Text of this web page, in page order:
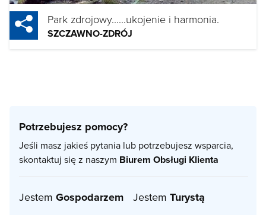
Park zdrojowy......ukojenie i harmonia.
SZCZAWNO-ZDRÓJ
Potrzebujesz pomocy?
Jeśli masz jakieś pytania lub potrzebujesz wsparcia,
skontaktuj się z naszym Biurem Obsługi Klienta
Jestem Gospodarzem Jestem Turystą